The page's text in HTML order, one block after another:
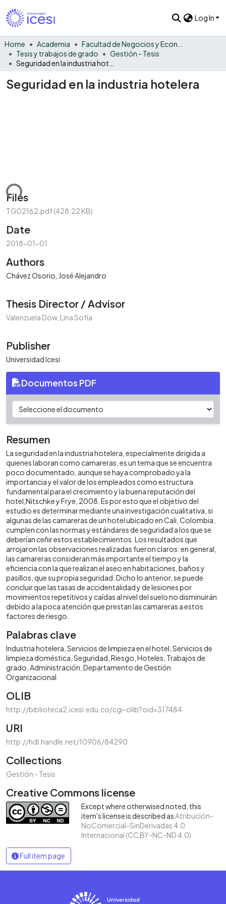
Log In
Home Academia
Tesis y trabajos de grado
Gestión - Tesis
Seguridad en la industria hotelera
Files
TG02162.pdf(428.22 KB)
Date
2018-01-01
Authors
Chávez Osorio, José Alejandro
Thesis Director / Advisor
Valenzuela Dow, Lina Sofía
Publisher
Universidad Icesi
Documentos PDF
Resumen
La seguridad en la industria hotelera, especialmente dirigida a
quienes laboran como camareras, es un tema que se encuentra
poco documentado, aunque se haya comprobado ya la
importancia y el valor de los empleados como estructura
fundamental para el crecimiento y la buena reputación del
hotel,Nitschke y Frye, 2008. Es por esto que el objetivo del
estudio es determinar mediante una investigación cualitativa, si
algunas de las camareras de un hotel ubicado en Cali, Colombia,
cumplen con las normas y estándares de seguridad a los que se
deberían ceñir estos establecimientos. Los resultados que
arrojaron las observaciones realizadas fueron claros: en general,
las camareras consideran más importante el tiempo y la
eficiencia con la que realizan el aseo en habitaciones, baños y
pasillos, que su propia seguridad. Dicho lo anterior, se puede
concluir que las tasas de accidentalidad y de lesiones por
movimientos repetitivos y caídas al nivel del suelo no disminuirán
debido a la poca atención que prestan las camareras a estos
factores de riesgo.
Palabras clave
Industria hotelera Servicios de limpieza en el hotel Servicios de
limpieza doméstica Seguridad Riesgo Hoteles Trabajos de
grado Administración Departamento de Gestión
Organizacional
OLIB
http://biblioteca2.icesi.edu.co/cgi-olib?oid=317484
URI
http://hdl.handle.net/10906/84290
Collections
Gestión - Tesis
Creative Commons license
Except where otherwised noted, this
item's license is described asAtribución-
NoComercial-SinDerivadas 4.0
Internacional (CC BY-NC-ND 4.0)
Full item page